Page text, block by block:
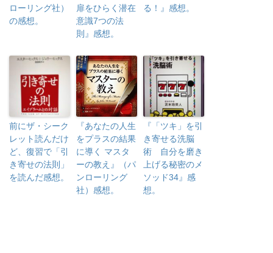
ローリング社）
の感想。
扉をひらく潜在
意識7つの法
則』感想。
る！』感想。
前にザ・シーク
レット読んだけ
ど、復習で「引
き寄せの法則」
を読んだ感想。
『あなたの人生
をプラスの結果
に導く マスタ
ーの教え』（パ
ンローリング
社）感想。
『「ツキ」を引
き寄せる洗脳
術 自分を磨き
上げる秘密のメ
ソッド34』感
想。